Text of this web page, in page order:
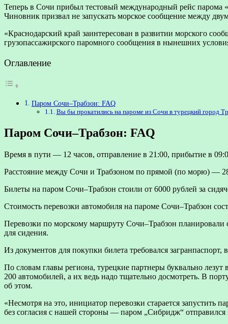
Теперь в Сочи прибыл тестовый международный рейс парома
Чиновник призвал не запускать морское сообщение между
«Краснодарский край заинтересован в развитии морского
грузопассажирского паромного сообщения в нынешних
Оглавление
Паром Сочи–Трабзон: FAQ
Вы бы прокатились на пароме из Сочи в турецкий город
Паром Сочи–Трабзон: FAQ
Время в пути — 12 часов, отправление в 21:00, прибытие в
Расстояние между Сочи и Трабзоном по прямой (по морю) —
Билеты на паром Сочи–Трабзон стоили от 6000 рублей за
Стоимость перевозки автомобиля на пароме Сочи–Трабзон
Перевозки по морскому маршруту Сочи–Трабзон планировали
для сидения.
Из документов для покупки билета требовался
По словам главы региона, турецкие партнеры буквально
200 автомобилей, а их ведь надо тщательно досмотреть. В
об этом.
«Несмотря на это, инициатор перевозки старается
без согласия с нашей стороны — паром „Сибридж“